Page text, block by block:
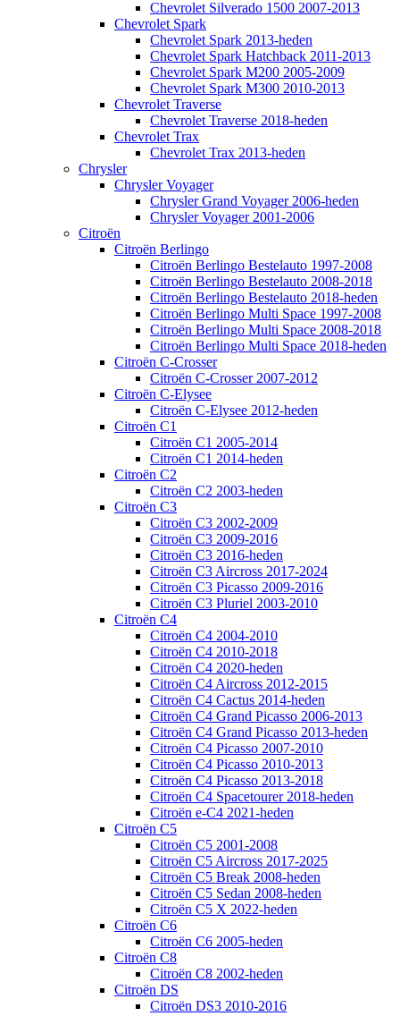
Chevrolet Silverado 1500 2007-2013
Chevrolet Spark
Chevrolet Spark 2013-heden
Chevrolet Spark Hatchback 2011-2013
Chevrolet Spark M200 2005-2009
Chevrolet Spark M300 2010-2013
Chevrolet Traverse
Chevrolet Traverse 2018-heden
Chevrolet Trax
Chevrolet Trax 2013-heden
Chrysler
Chrysler Voyager
Chrysler Grand Voyager 2006-heden
Chrysler Voyager 2001-2006
Citroën
Citroën Berlingo
Citroën Berlingo Bestelauto 1997-2008
Citroën Berlingo Bestelauto 2008-2018
Citroën Berlingo Bestelauto 2018-heden
Citroën Berlingo Multi Space 1997-2008
Citroën Berlingo Multi Space 2008-2018
Citroën Berlingo Multi Space 2018-heden
Citroën C-Crosser
Citroën C-Crosser 2007-2012
Citroën C-Elysee
Citroën C-Elysee 2012-heden
Citroën C1
Citroën C1 2005-2014
Citroën C1 2014-heden
Citroën C2
Citroën C2 2003-heden
Citroën C3
Citroën C3 2002-2009
Citroën C3 2009-2016
Citroën C3 2016-heden
Citroën C3 Aircross 2017-2024
Citroën C3 Picasso 2009-2016
Citroën C3 Pluriel 2003-2010
Citroën C4
Citroën C4 2004-2010
Citroën C4 2010-2018
Citroën C4 2020-heden
Citroën C4 Aircross 2012-2015
Citroën C4 Cactus 2014-heden
Citroën C4 Grand Picasso 2006-2013
Citroën C4 Grand Picasso 2013-heden
Citroën C4 Picasso 2007-2010
Citroën C4 Picasso 2010-2013
Citroën C4 Picasso 2013-2018
Citroën C4 Spacetourer 2018-heden
Citroën e-C4 2021-heden
Citroën C5
Citroën C5 2001-2008
Citroën C5 Aircross 2017-2025
Citroën C5 Break 2008-heden
Citroën C5 Sedan 2008-heden
Citroën C5 X 2022-heden
Citroën C6
Citroën C6 2005-heden
Citroën C8
Citroën C8 2002-heden
Citroën DS
Citroën DS3 2010-2016